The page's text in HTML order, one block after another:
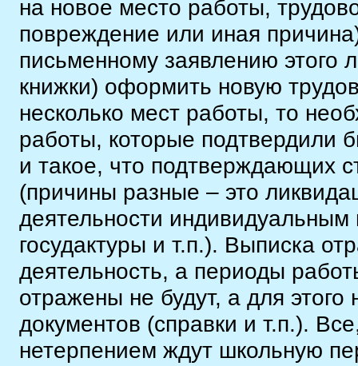
на новое место работы,
повреждение или иная
письменному заявлению этого
книжки) оформить новую
несколько мест работы, то
работы, которые подтвердили
и такое, что подтверждающих
(причины разные – это
деятельности
госудактуры и т.п.). Выписка
деятельность, а периоды
отражены не будут, а для
документов (справки и т.п.).
нетерпением ждут школьную